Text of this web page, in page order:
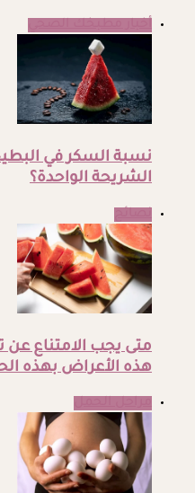
نسبة السكر في
الشريحة الواحدة؟
متى يجب الامتناع عن
هذه الأعراض بهذه